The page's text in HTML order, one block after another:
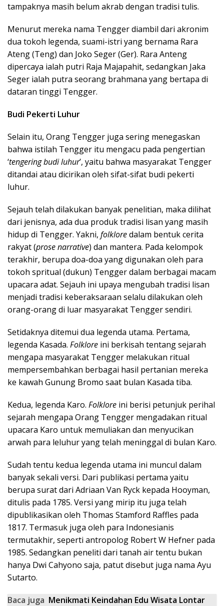
tampaknya masih belum akrab dengan tradisi tulis.
Menurut mereka nama Tengger diambil dari akronim
dua tokoh legenda, suami-istri yang bernama Rara
Ateng (Teng) dan Joko Seger (Ger). Rara Anteng
dipercaya ialah putri Raja Majapahit, sedangkan Jaka
Seger ialah putra seorang brahmana yang bertapa di
dataran tinggi Tengger.
Budi Pekerti Luhur
Selain itu, Orang Tengger juga sering menegaskan
bahwa istilah Tengger itu mengacu pada pengertian
‘tengering budi luhur’, yaitu bahwa masyarakat Tengger
ditandai atau dicirikan oleh sifat-sifat budi pekerti
luhur.
Sejauh telah dilakukan banyak penelitian, maka dilihat
dari jenisnya, ada dua produk tradisi lisan yang masih
hidup di Tengger. Yakni, folkloredalam bentuk cerita
rakyat (prose narrative) dan mantera. Pada kelompok
terakhir, berupa doa-doa yang digunakan oleh para
tokoh spritual (dukun) Tengger dalam berbagai macam
upacara adat. Sejauh ini upaya mengubah tradisi lisan
menjadi tradisi keberaksaraan selalu dilakukan oleh
orang-orang di luar masyarakat Tengger sendiri.
Setidaknya ditemui dua legenda utama. Pertama,
legenda Kasada. Folklore ini berkisah tentang sejarah
mengapa masyarakat Tengger melakukan ritual
mempersembahkan berbagai hasil pertanian mereka
ke kawah Gunung Bromo saat bulan Kasada tiba.
Kedua, legenda Karo. Folklore ini berisi petunjuk perihal
sejarah mengapa Orang Tengger mengadakan ritual
upacara Karo untuk memuliakan dan menyucikan
arwah para leluhur yang telah meninggal di bulan Karo.
Sudah tentu kedua legenda utama ini muncul dalam
banyak sekali versi. Dari publikasi pertama yaitu
berupa surat dari Adriaan Van Ryck kepada Hooyman,
ditulis pada 1785. Versi yang mirip itu juga telah
dipublikasikan oleh Thomas Stamford Raffles pada
1817. Termasuk juga oleh para Indonesianis
termutakhir, seperti antropolog Robert W Hefner pada
1985. Sedangkan peneliti dari tanah air tentu bukan
hanya Dwi Cahyono saja, patut disebut juga nama Ayu
Sutarto.
Baca juga Menikmati Keindahan Edu Wisata Lontar